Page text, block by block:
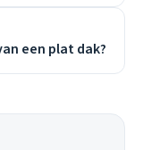
een plat dak?